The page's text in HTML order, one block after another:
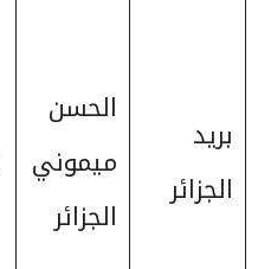
بريد
الجزائر
الحسن
ميموني
الجزائر